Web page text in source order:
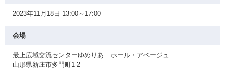
2023年11月18日 13:00～17:00
会場
最上広域交流センターゆめりあ ホール・アベージュ
山形県新庄市多門町1-2